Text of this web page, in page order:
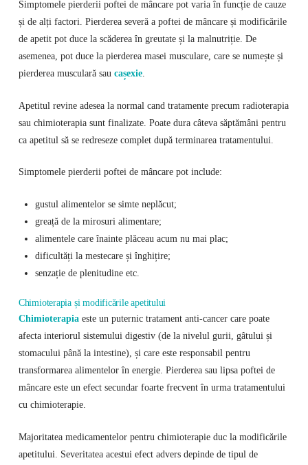
Simptomele pierderii poftei de mâncare pot varia în funcție de cauze
și de alți factori. Pierderea severă a poftei de mâncare și modificările
de apetit pot duce la scăderea în greutate și la malnutriție. De
asemenea, pot duce la pierderea masei musculare, care se numește și
pierderea musculară sau cașexie.
Apetitul revine adesea la normal cand tratamente precum radioterapia
sau chimioterapia sunt finalizate. Poate dura câteva săptămâni pentru
ca apetitul să se redreseze complet după terminarea tratamentului.
Simptomele pierderii poftei de mâncare pot include:
gustul alimentelor se simte neplăcut;
greață de la mirosuri alimentare;
alimentele care înainte plăceau acum nu mai plac;
dificultăți la mestecare și înghițire;
senzație de plenitudine etc.
Chimioterapia și modificările apetitului
Chimioterapia este un puternic tratament anti-cancer care poate
afecta interiorul sistemului digestiv (de la nivelul gurii, gâtului și
stomacului până la intestine), și care este responsabil pentru
transformarea alimentelor în energie. Pierderea sau lipsa poftei de
mâncare este un efect secundar foarte frecvent în urma tratamentului
cu chimioterapie.
Majoritatea medicamentelor pentru chimioterapie duc la modificările
apetitului. Severitatea acestui efect advers depinde de tipul de